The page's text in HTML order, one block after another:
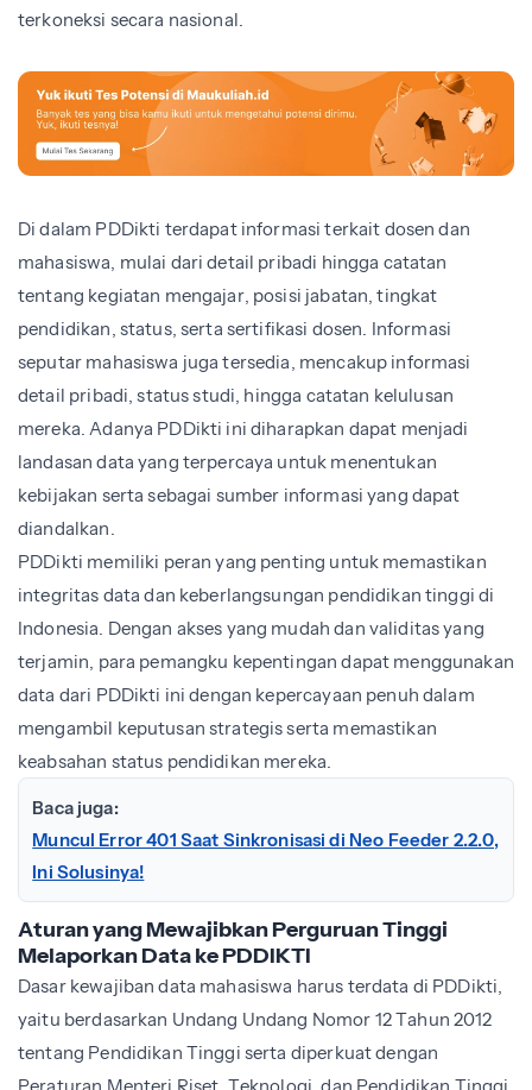
terkoneksi secara nasional.
Di dalam PDDikti terdapat informasi terkait dosen dan
mahasiswa, mulai dari detail pribadi hingga catatan
tentang kegiatan mengajar, posisi jabatan, tingkat
pendidikan, status, serta sertifikasi dosen. Informasi
seputar mahasiswa juga tersedia, mencakup informasi
detail pribadi, status studi, hingga catatan kelulusan
mereka. Adanya PDDikti ini diharapkan dapat menjadi
landasan data yang terpercaya untuk menentukan
kebijakan serta sebagai sumber informasi yang dapat
diandalkan.
PDDikti memiliki peran yang penting untuk memastikan
integritas data dan keberlangsungan pendidikan tinggi di
Indonesia. Dengan akses yang mudah dan validitas yang
terjamin, para pemangku kepentingan dapat menggunakan
data dari PDDikti ini dengan kepercayaan penuh dalam
mengambil keputusan strategis serta memastikan
keabsahan status pendidikan mereka.
Baca juga:
Muncul Error 401 Saat Sinkronisasi di Neo Feeder 2.2.0,
Ini Solusinya!
Aturan yang Mewajibkan Perguruan Tinggi
Melaporkan Data ke PDDIKTI
Dasar kewajiban data mahasiswa harus terdata di PDDikti,
yaitu berdasarkan Undang Undang Nomor 12 Tahun 2012
tentang Pendidikan Tinggi serta diperkuat dengan
Peraturan Menteri Riset, Teknologi, dan Pendidikan Tinggi